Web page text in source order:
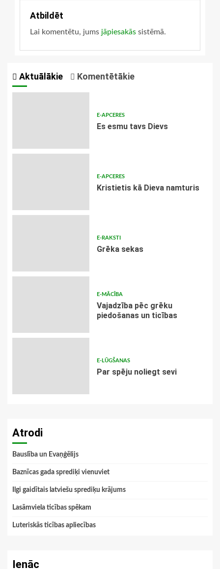
Atbildēt
Lai komentētu, jums jāpiesakās sistēmā.
Aktuālākie Komentētākie
E-APCERES
Es esmu tavs Dievs
E-APCERES
Kristietis kā Dieva namturis
E-RAKSTI
Grēka sekas
E-MĀCĪBA
Vajadzība pēc grēku
piedošanas un ticības
E-LŪGŠANAS
Par spēju noliegt sevi
Atrodi
Bauslība un Evaņģēlijs
Baznīcas gada sprediķi vienuviet
Ilgi gaidītais latviešu sprediķu krājums
Lasāmviela ticības spēkam
Luteriskās ticības apliecības
Ienāc